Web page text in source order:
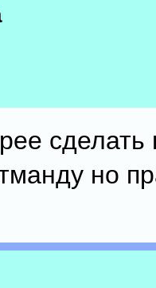
сделать
но